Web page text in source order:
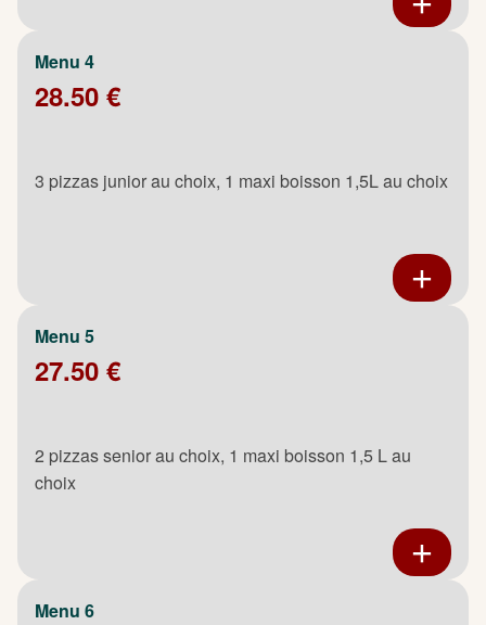
Menu 4
28.50 €
3 pizzas junior au choix, 1 maxi boisson 1,5L au choix
Menu 5
27.50 €
2 pizzas senior au choix, 1 maxi boisson 1,5 L au
choix
Menu 6